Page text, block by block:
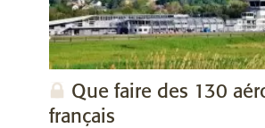
Que faire des 130
français